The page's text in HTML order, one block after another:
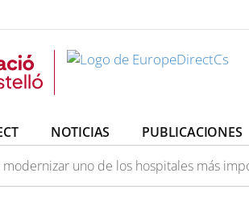
NOTICIAS
PUBLICACIONES
uno de los hospitales más